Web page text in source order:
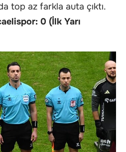
top az farkla auta çıktı.
0 (İlk Yarı